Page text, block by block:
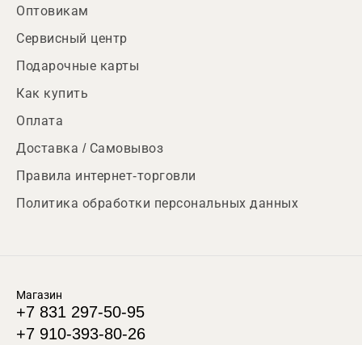
Оптовикам
Сервисный центр
Подарочные карты
Как купить
Оплата
Доставка / Самовывоз
Правила интернет-торговли
Политика обработки персональных данных
Магазин
+7 831 297-50-95
+7 910-393-80-26